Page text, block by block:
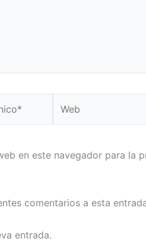
en este navegador para la
comentarios a esta
entrada.